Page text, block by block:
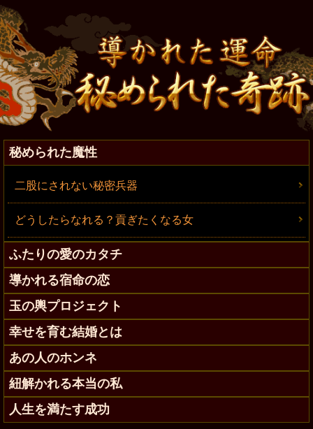
秘められた魔性
二股にされない秘密兵器
どうしたらなれる？貢ぎたくなる女
ふたりの愛のカタチ
導かれる宿命の恋
玉の輿プロジェクト
幸せを育む結婚とは
あの人のホンネ
紐解かれる本当の私
人生を満たす成功